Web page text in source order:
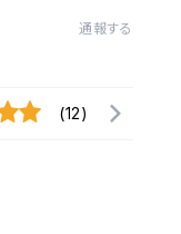
通報する
(12)